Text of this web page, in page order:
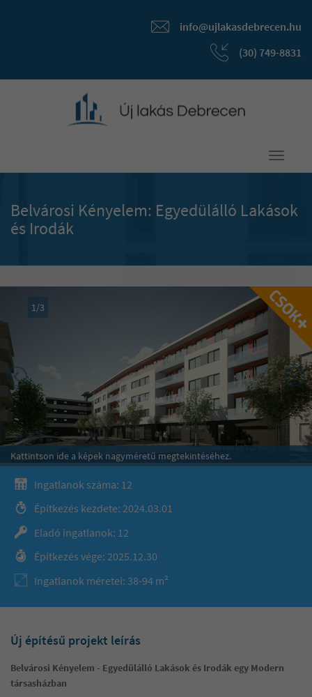
info@ujlakasdebrecen.hu
(30) 749-8831
Toggle
Belvárosi Kényelem: Egyedülálló Lakások
és Irodák
1/3
Kattintson ide a képek nagyméretű megtekintéséhez.
Ingatlanok száma: 12
Építkezés kezdete: 2024.03.01
Eladó ingatlanok: 12
Építkezés vége: 2025.12.30
Ingatlanok méretei: 38-94 m²
Új építésű projekt leírás
Belvárosi Kényelem - Egyedülálló Lakások és Irodák egy Modern
társasházban